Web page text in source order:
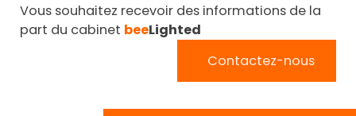
Vous souhaitez recevoir des informations de la
part du cabinet beeLighted
Contactez-nous